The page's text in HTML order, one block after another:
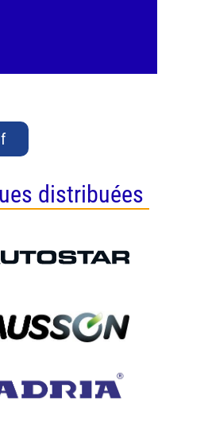
distribuées